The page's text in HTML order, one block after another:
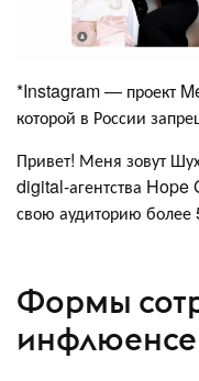
*Instagram — проект
которой в России
Привет! Меня зовут
digital-агентства
свою аудиторию более
Формы